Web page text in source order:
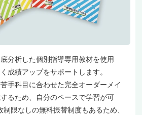
分析した個別指導専用教材を使用
成績アップをサポートします。
手科目に合わせた完全オーダーメイ
るため、自分のペースで学習が可
限なしの無料振替制度もあるため、